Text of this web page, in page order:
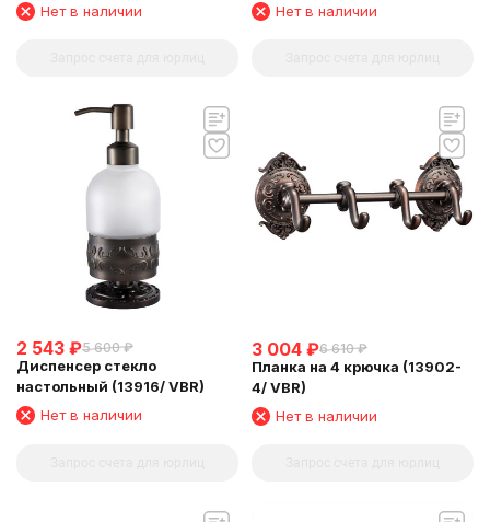
Нет в наличии
Нет в наличии
2 543 ₽5 600 ₽
Диспенсер стекло
настольный (13916/ VBR)
Нет в наличии
3 004 ₽6 610 ₽
Планка на 4 крючка (13902-
4/ VBR)
Нет в наличии